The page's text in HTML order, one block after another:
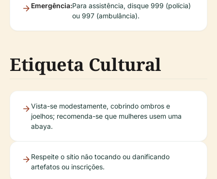
Emergência:Para assistência, disque 999 (polícia)
ou 997 (ambulância).
Etiqueta Cultural
Vista-se modestamente, cobrindo ombros e
joelhos; recomenda-se que mulheres usem uma
abaya.
Respeite o sítio não tocando ou danificando
artefatos ou inscrições.